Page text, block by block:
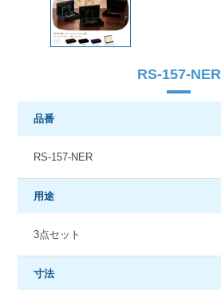
RS-157-NER
品番
RS-157-NER
用途
3点セット
寸法